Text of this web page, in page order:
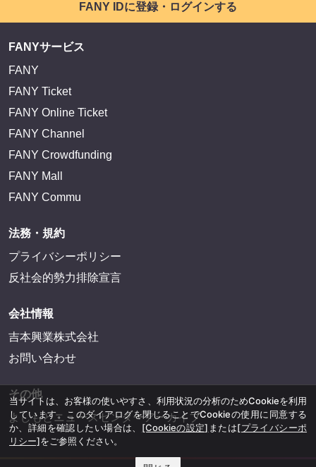
FANY IDに登録・ログインする
FANYサービス
FANY
FANY Ticket
FANY Online Ticket
FANY Channel
FANY Crowdfunding
FANY Mall
FANY Commu
法務・規約
プライバシーポリシー
反社会的勢力排除宣言
会社情報
吉本興業株式会社
お問い合わせ
その他
よしもとニュースセンターアーカイブ
当サイトは、お客様の使いやすさ、利用状況の分析のためCookieを利用
しています。このダイアログを閉じることでCookieの使用に同意する
か、詳細を確認したい場合は、 [Cookieの設定] または[プライバシーポ
リシー]をご参照ください。